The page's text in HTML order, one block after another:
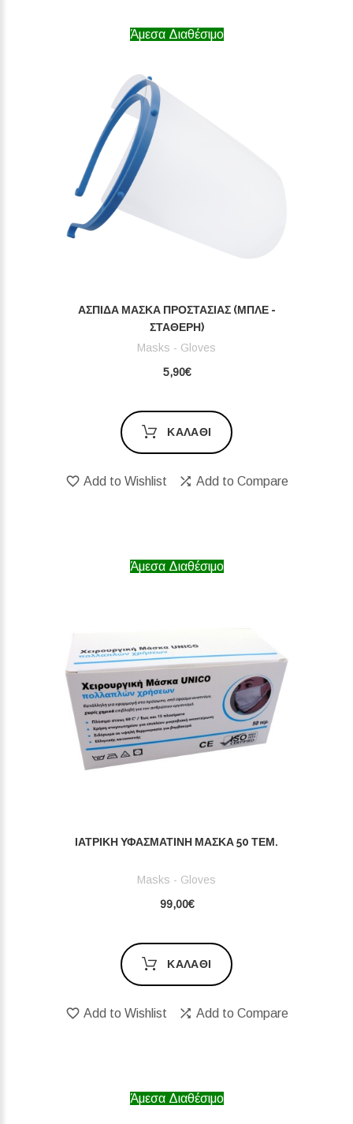
Άμεσα Διαθέσιμο
ΑΣΠΊΔΑ ΜΆΣΚΑ ΠΡΟΣΤΑΣΊΑΣ (ΜΠΛΕ
- ΣΤΑΘΕΡΉ)
Masks - Gloves
5,90€
ΚΑΛΆΘΙ
Add to Wishlist Add to Compare
Άμεσα Διαθέσιμο
ΙΑΤΡΙΚΉ ΥΦΑΣΜΆΤΙΝΗ ΜΆΣΚΑ 50 ΤΕΜ.
Masks - Gloves
99,00€
ΚΑΛΆΘΙ
Add to Wishlist Add to Compare
Άμεσα Διαθέσιμο